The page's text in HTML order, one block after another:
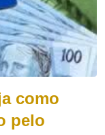
como
pelo